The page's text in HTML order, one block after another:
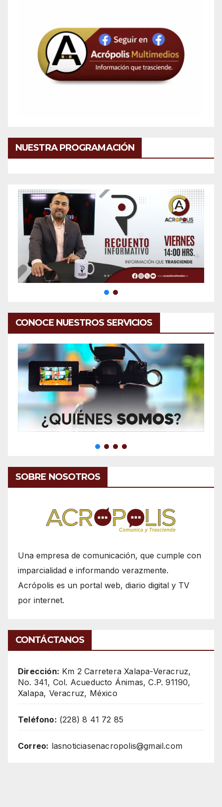
NUESTRA PROGRAMACIÓN
CONOCE NUESTROS SERVICIOS
SOBRE NOSOTROS
Una empresa de comunicación, que cumple con
imparcialidad e informando verazmente.
Acrópolis es un portal web, diario digital y TV
por internet.
CONTÁCTANOS
Dirección: Km 2 Carretera Xalapa-Veracruz,
No. 341, Col. Acueducto Ánimas, C.P. 91190,
Xalapa, Veracruz, México
Teléfono: (228) 8 41 72 85
Correo: lasnoticiasenacropolis@gmail.com